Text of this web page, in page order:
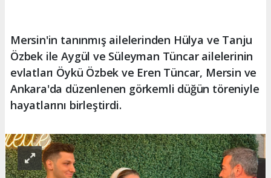
Mersin'in tanınmış ailelerinden Hülya ve Tanju
Özbek ile Aygül ve Süleyman Tüncar ailelerinin
evlatları Öykü Özbek ve Eren Tüncar, Mersin ve
Ankara'da düzenlenen görkemli düğün töreniyle
hayatlarını birleştirdi.